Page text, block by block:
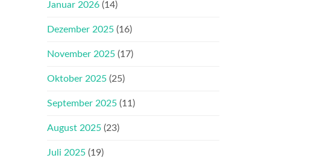
Januar 2026 (14)
Dezember 2025 (16)
November 2025 (17)
Oktober 2025 (25)
September 2025 (11)
August 2025 (23)
Juli 2025 (19)